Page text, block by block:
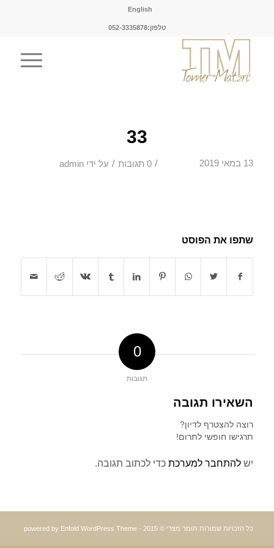
English
טלפון:052-3335878
33
13 במאי 2019 / 0 תגובות / על ידי admin
שתפו את הפוסט
0
תגובות
השאירו תגובה
רוצה להצטרף לדיון?
תרגישו חופשי לתרום!
יש להתחבר למערכתכדי לכתוב תגובה.
כל הזכויות שמורות תומר מצרי © 2015 - powered by Enfold WordPress Theme